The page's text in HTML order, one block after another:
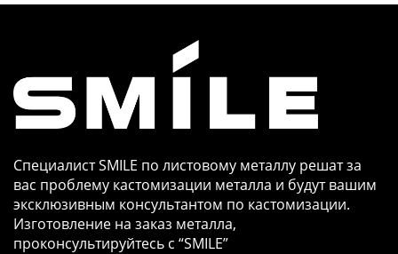
Специалист SMILE по листовому металлу решат за
вас проблему кастомизации металла и будут вашим
эксклюзивным консультантом по кастомизации.
Изготовление на заказ металла,
проконсультируйтесь с “SMILE”